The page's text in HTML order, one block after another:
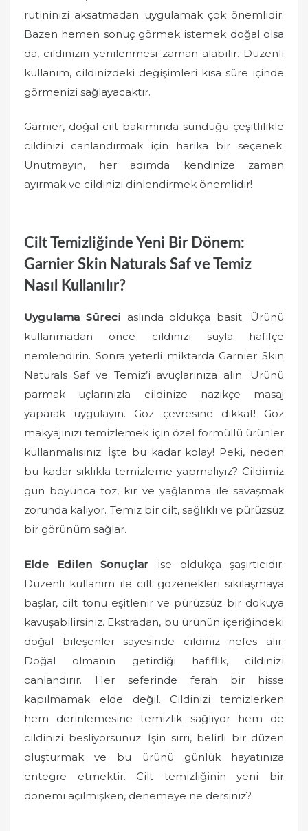
rutininizi aksatmadan uygulamak çok önemlidir.
Bazen hemen sonuç görmek istemek doğal olsa
da, cildinizin yenilenmesi zaman alabilir. Düzenli
kullanım, cildinizdeki değişimleri kısa süre içinde
görmenizi sağlayacaktır.
Garnier, doğal cilt bakımında sunduğu çeşitlilikle
cildinizi canlandırmak için harika bir seçenek.
Unutmayın, her adımda kendinize zaman
ayırmak ve cildinizi dinlendirmek önemlidir!
Cilt Temizliğinde Yeni Bir Dönem:
Garnier Skin Naturals Saf ve Temiz
Nasıl Kullanılır?
Uygulama Süreci aslında oldukça basit. Ürünü
kullanmadan önce cildinizi suyla hafifçe
nemlendirin. Sonra yeterli miktarda Garnier Skin
Naturals Saf ve Temiz’i avuçlarınıza alın. Ürünü
parmak uçlarınızla cildinize nazikçe masaj
yaparak uygulayın. Göz çevresine dikkat! Göz
makyajınızı temizlemek için özel formüllü ürünler
kullanmalısınız. İşte bu kadar kolay! Peki, neden
bu kadar sıklıkla temizleme yapmalıyız? Cildimiz
gün boyunca toz, kir ve yağlanma ile savaşmak
zorunda kalıyor. Temiz bir cilt, sağlıklı ve pürüzsüz
bir görünüm sağlar.
Elde Edilen Sonuçlar ise oldukça şaşırtıcıdır.
Düzenli kullanım ile cilt gözenekleri sıkılaşmaya
başlar, cilt tonu eşitlenir ve pürüzsüz bir dokuya
kavuşabilirsiniz. Ekstradan, bu ürünün içeriğindeki
doğal bileşenler sayesinde cildiniz nefes alır.
Doğal olmanın getirdiği hafiflik, cildinizi
canlandırır. Her seferinde ferah bir hisse
kapılmamak elde değil. Cildinizi temizlerken
hem derinlemesine temizlik sağlıyor hem de
cildinizi besliyorsunuz. İşin sırrı, belirli bir düzen
oluşturmak ve bu ürünü günlük hayatınıza
entegre etmektir. Cilt temizliğinin yeni bir
dönemi açılmışken, denemeye ne dersiniz?